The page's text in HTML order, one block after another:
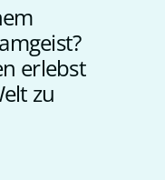
erlebst
zu